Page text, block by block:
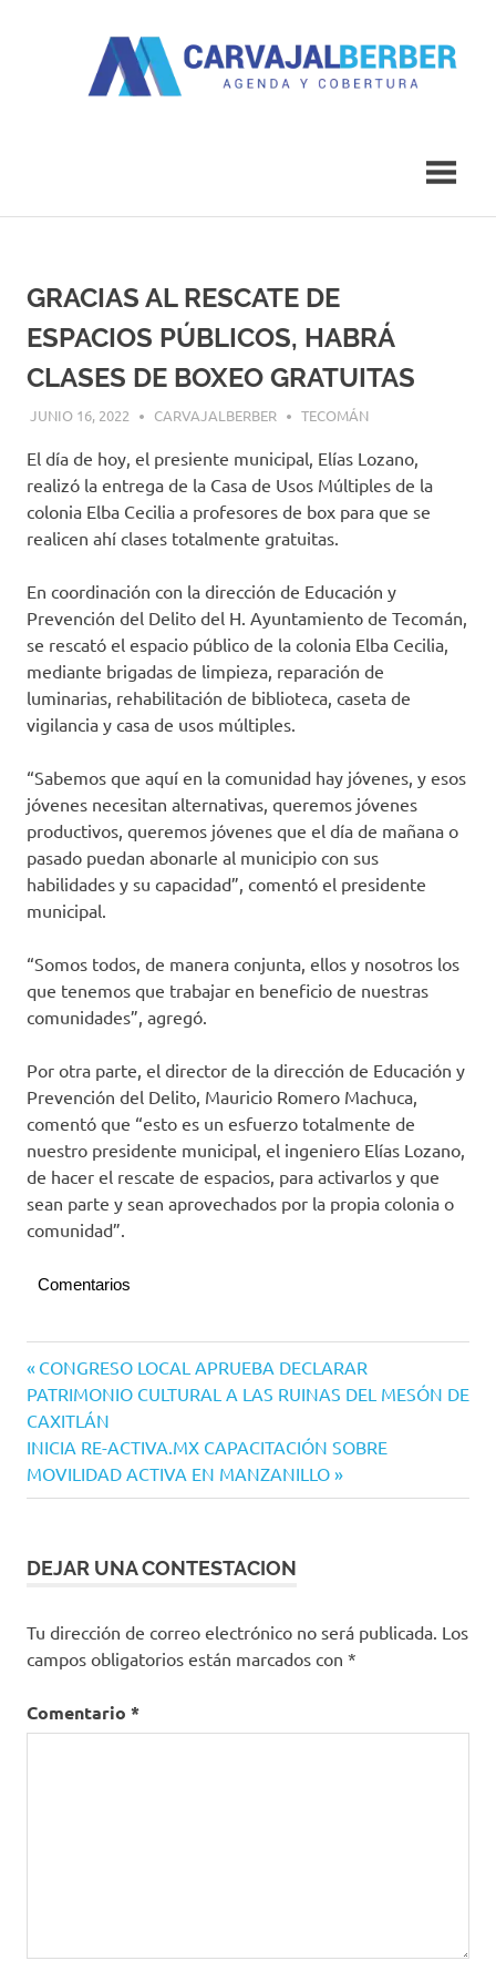
GRACIAS AL RESCATE DE
ESPACIOS PÚBLICOS, HABRÁ
CLASES DE BOXEO GRATUITAS
JUNIO 16, 2022 CARVAJALBERBER TECOMÁN
El día de hoy, el presiente municipal, Elías Lozano,
realizó la entrega de la Casa de Usos Múltiples de la
colonia Elba Cecilia a profesores de box para que se
realicen ahí clases totalmente gratuitas.
En coordinación con la dirección de Educación y
Prevención del Delito del H. Ayuntamiento de Tecomán,
se rescató el espacio público de la colonia Elba Cecilia,
mediante brigadas de limpieza, reparación de
luminarias, rehabilitación de biblioteca, caseta de
vigilancia y casa de usos múltiples.
“Sabemos que aquí en la comunidad hay jóvenes, y esos
jóvenes necesitan alternativas, queremos jóvenes
productivos, queremos jóvenes que el día de mañana o
pasado puedan abonarle al municipio con sus
habilidades y su capacidad”, comentó el presidente
municipal.
“Somos todos, de manera conjunta, ellos y nosotros los
que tenemos que trabajar en beneficio de nuestras
comunidades”, agregó.
Por otra parte, el director de la dirección de Educación y
Prevención del Delito, Mauricio Romero Machuca,
comentó que “esto es un esfuerzo totalmente de
nuestro presidente municipal, el ingeniero Elías Lozano,
de hacer el rescate de espacios, para activarlos y que
sean parte y sean aprovechados por la propia colonia o
comunidad”.
Comentarios
Navegación
de
entradas
Entrada
anterior:
CONGRESO LOCAL APRUEBA DECLARAR
PATRIMONIO CULTURAL A LAS RUINAS DEL MESÓN DE
CAXITLÁN
Siguiente
entrada:
INICIA RE-ACTIVA.MX CAPACITACIÓN SOBRE
MOVILIDAD ACTIVA EN MANZANILLO
DEJAR UNA CONTESTACION
Tu dirección de correo electrónico no será publicada. Los
campos obligatorios están marcados con *
Comentario *